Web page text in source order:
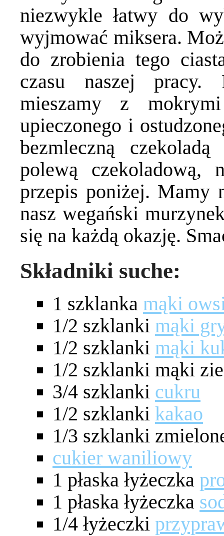
niezwykle łatwy do
wyjmować miksera.
do zrobienia tego
czasu naszej pracy.
mieszamy z
upieczonego i
bezmleczną
polewą czekoladową,
przepis poniżej. Mamy
nasz wegański
się na każdą okazję.
Składniki suche:
1 szklanka mąki
1/2 szklanki mąki
1/2 szklanki mąki
1/2 szklanki mąki
3/4 szklanki cukru
1/2 szklanki kakao
1/3 szklanki
cukier waniliowy
1 płaska łyżeczka
1 płaska łyżeczka
1/4 łyżeczki